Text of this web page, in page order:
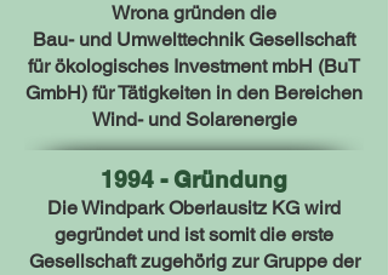
Wrona gründen die
Bau- und Umwelttechnik Gesellschaft
für ökologisches Investment mbH (BuT
GmbH) für Tätigkeiten in den Bereichen
Wind- und Solarenergie
1994 - Gründung
Die Windpark Oberlausitz KG wird
gegründet und ist somit die erste
Gesellschaft zugehörig zur Gruppe der